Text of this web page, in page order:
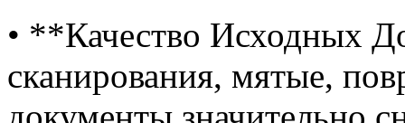
• **Качество Исходных
сканирования, мятые,